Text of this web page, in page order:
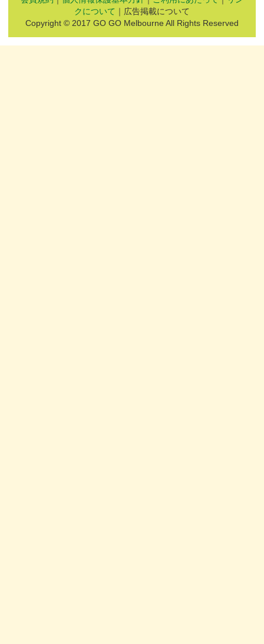
クについて ｜広告掲載について
Copyright © 2017 GO GO Melbourne All Rights Reserved